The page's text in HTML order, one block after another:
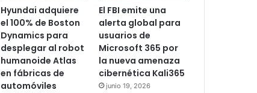
Hyundai adquiere
el 100% de Boston
Dynamics para
desplegar al robot
humanoide Atlas
en fábricas de
automóviles
El FBI emite una
alerta global para
usuarios de
Microsoft 365 por
la nueva amenaza
cibernética Kali365
junio 19, 2026